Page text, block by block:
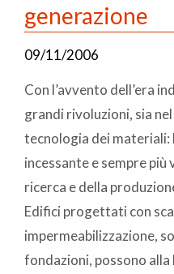
generazione
09/11/2006
Con l’avvento dell’era
grandi rivoluzioni, sia
tecnologia dei materiali:
incessante e sempre
ricerca e della
Edifici progettati con
impermeabilizzazione,
fondazioni, possono